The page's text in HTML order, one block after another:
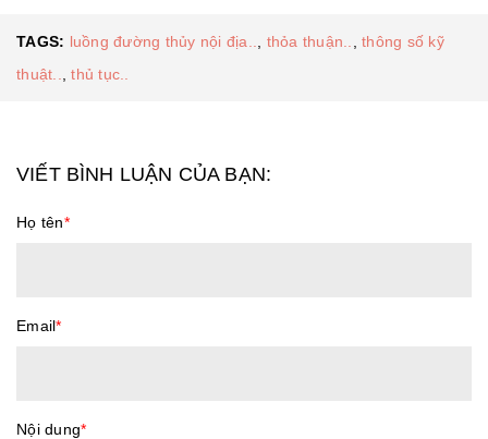
TAGS: luồng đường thủy nội địa.. thỏa thuận..
thông số kỹ
thuật..
,thủ tục..
VIẾT BÌNH LUẬN CỦA BẠN:
Họ tên*
Email*
Nội dung*